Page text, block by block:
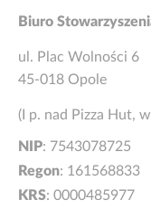
Biuro
ul. Plac Wolności 6
45-018 Opole
(I p. nad Pizza Hut,
NIP: 7543078725
Regon: 161568833
KRS: 0000485977